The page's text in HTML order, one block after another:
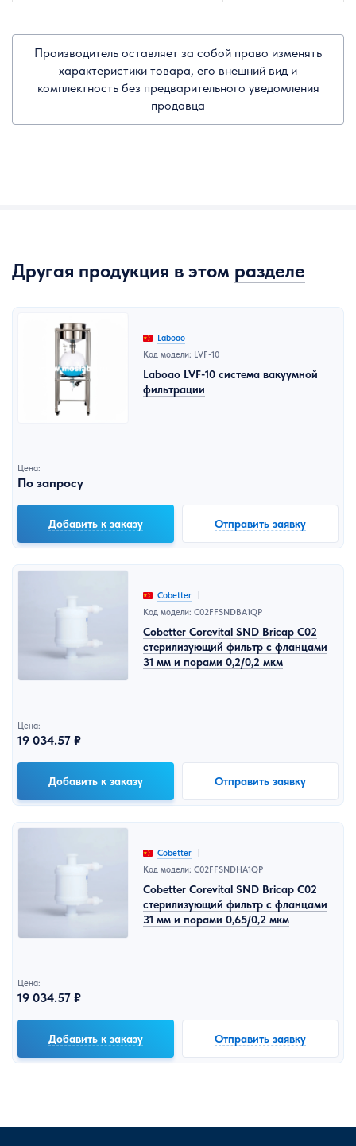
Производитель оставляет за собой право изменять
характеристики товара, его внешний вид и
комплектность без предварительного уведомления
продавца
Другая продукция в этом разделе
Laboao
Код модели: LVF-10
Laboao LVF-10 система вакуумной
фильтрации
Цена:
По запросу
Добавить к заказу Отправить заявку
Cobetter
Код модели: C02FFSNDBA1QP
Cobetter Corevital SND Bricap C02
стерилизующий фильтр с фланцами
31 мм и порами 0,2/0,2 мкм
Цена:
19 034.57 ₽
Добавить к заказу Отправить заявку
Cobetter
Код модели: C02FFSNDHA1QP
Cobetter Corevital SND Bricap C02
стерилизующий фильтр с фланцами
31 мм и порами 0,65/0,2 мкм
Цена:
19 034.57 ₽
Добавить к заказу Отправить заявку